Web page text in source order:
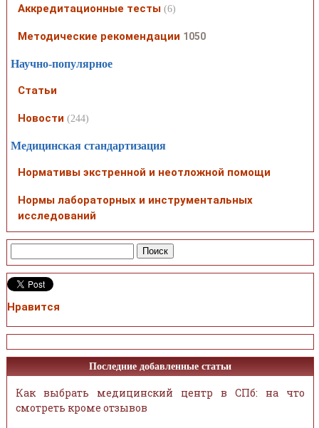
Аккредитационные тесты (6)
Методические рекомендации 1050
Научно-популярное
Статьи
Новости (244)
Медицинская стандартизация
Нормативы экстренной и неотложной помощи
Нормы лабораторных и инструментальных
исследований
Нравится
Последние добавленные статьи
Как выбрать медицинский центр в СПб: на что
смотреть кроме отзывов